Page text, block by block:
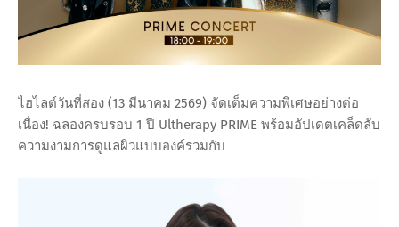
ไฮไลต์วันที่สอง (13 มีนาคม 2569) จัดเต็มความพิเศษอย่างต่อ
เนื่อง! ฉลองครบรอบ 1 ปี Ultherapy PRIME พร้อมอัปเดตเคล็ดลับ
ความงามการดูแลผิวแบบองค์รวมกับ